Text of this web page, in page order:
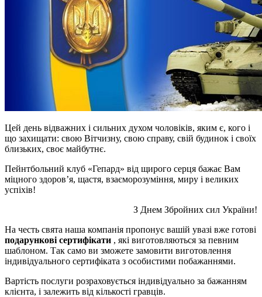
Цей день відважних і сильних духом чоловіків, яким є, кого і
що захищати: свою Вітчизну, свою справу, свій будинок і своїх
близьких, своє майбутнє.
Пейнтбольний клуб «Гепард» від щирого серця бажає Вам
міцного здоров’я, щастя, взаєморозуміння, миру і великих
успіхів!
З Днем Збройних сил України!
На честь свята наша компанія пропонує вашій увазі вже готові
подарункові сертифікати , які виготовляються за певним
шаблоном. Так само ви зможете замовити виготовлення
індивідуального сертифіката з особистими побажаннями.
Вартість послуги розраховується індивідуально за бажанням
клієнта, і залежить від кількості гравців.